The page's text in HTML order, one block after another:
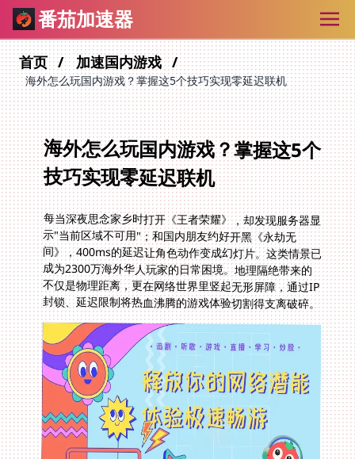
番茄加速器
首页 加速国内游戏
海外怎么玩国内游戏？掌握这5个技巧实现零延迟联机
海外怎么玩国内游戏？掌握这5个
技巧实现零延迟联机
每当深夜思念家乡时打开《王者荣耀》，却发现服务器显
示"当前区域不可用"；和国内朋友约好开黑《永劫无
间》，400ms的延迟让角色动作变成幻灯片。这类情景已
成为2300万海外华人玩家的日常困境。地理隔绝带来的
不仅是物理距离，更在网络世界里竖起无形屏障，通过IP
封锁、延迟限制将热血沸腾的游戏体验切割得支离破碎。